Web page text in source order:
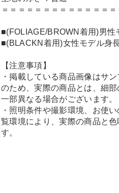
＝＝＝＝＝＝＝＝＝＝＝＝＝＝
■(FOLIAGE/BROWN着用)男
■(BLACKN着用)女性モデル身
【注意事項】
・掲載している商品画像はサ
のため、実際の商品とは、細
一部異なる場合がございます。
・照明条件や撮影環境、お使
覧環境により、実際の商品と
す。